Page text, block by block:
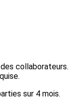
collaborateurs.
sur 4 mois.